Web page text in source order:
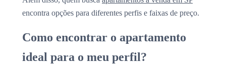
encontra opções para diferentes perfis e faixas de preço.
Como encontrar o apartamento
ideal para o meu perfil?